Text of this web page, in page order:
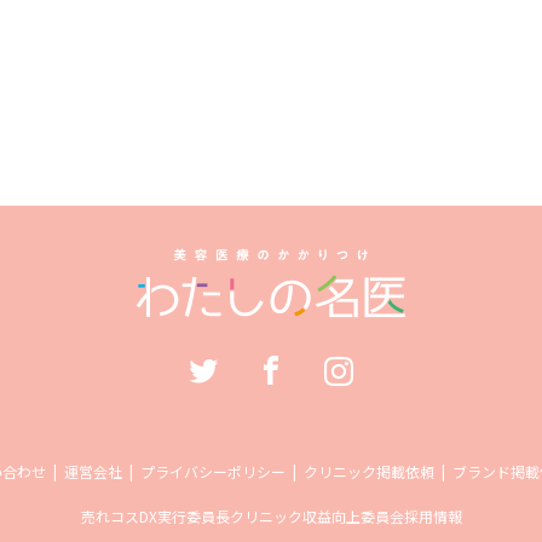
わせ 運営会社 プライバシーポリシー クリニック掲載依頼 ブランド掲
売れコスDX実行委員長クリニック収益向上委員会採用情報